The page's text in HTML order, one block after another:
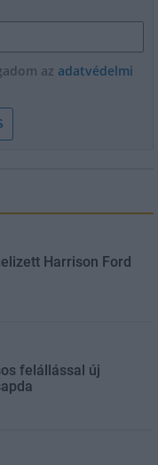
az adatvédelmi
Harrison Ford
felállással új